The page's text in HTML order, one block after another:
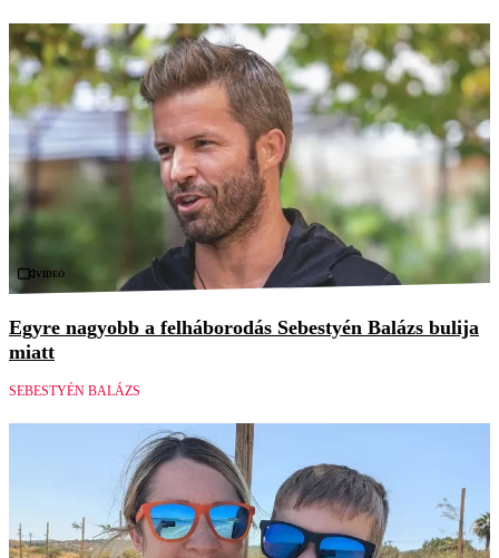
Videó
Egyre nagyobb a felháborodás Sebestyén Balázs bulija
miatt
SEBESTYÉN BALÁZS